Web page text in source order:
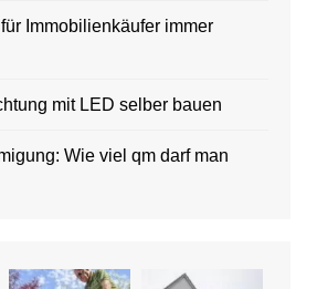
Immobilienkäufer immer
mit LED selber bauen
Wie viel qm darf man